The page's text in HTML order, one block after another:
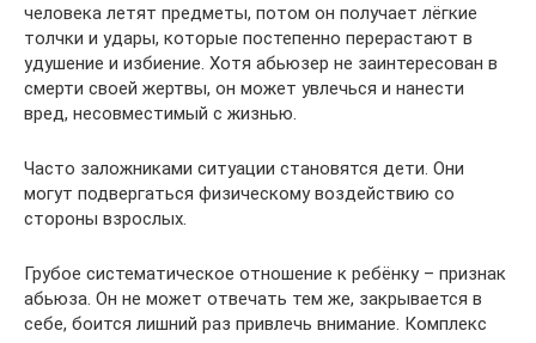
человека летят предметы, потом он получает лёгкие
толчки и удары, которые постепенно перерастают в
удушение и избиение. Хотя абьюзер не заинтересован в
смерти своей жертвы, он может увлечься и нанести
вред, несовместимый с жизнью.
Часто заложниками ситуации становятся дети. Они
могут подвергаться физическому воздействию со
стороны взрослых.
Грубое систематическое отношение к ребёнку – признак
абьюза. Он не может отвечать тем же, закрывается в
себе, боится лишний раз привлечь внимание. Комплекс